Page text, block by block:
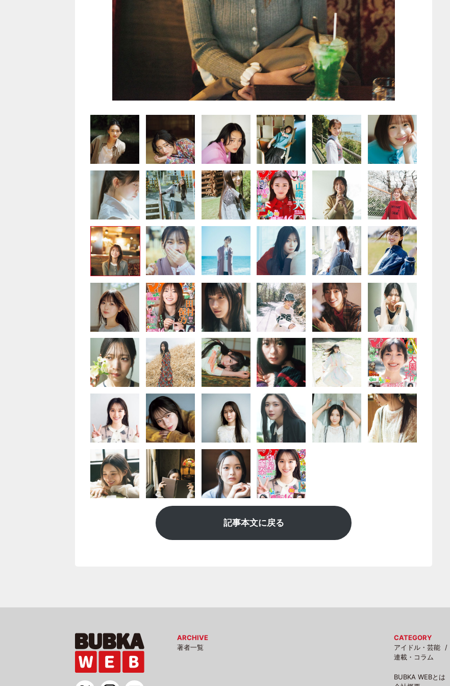
記事本文に戻る
ARCHIVE
著者一覧
CATEGORY
アイドル・芸能
連載・コラム
BUBKA WEBとは